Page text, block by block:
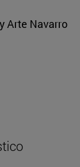
Arte Navarro